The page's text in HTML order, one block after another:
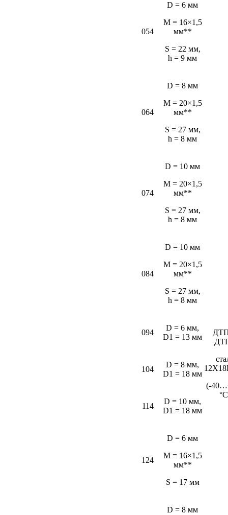
(-
054
D = 6 мм
М = 16×1,5
мм**
S = 22 мм,
h = 9 мм
064
D = 8 мм
M = 20×1,5
мм**
S = 27 мм,
h = 8 мм
074
D = 10 мм
M = 20×1,5
мм**
S = 27 мм,
h = 8 мм
084
D = 10 мм
M = 20×1,5
мм**
S = 27 мм,
h = 8 мм
094
D = 6 мм,
D1 = 13 мм
104
D = 8 мм,
D1 = 18 мм
114
D = 10 мм,
D1 = 18 мм
124
D = 6 мм
M = 16×1,5
мм**
S = 17 мм
D = 8 мм